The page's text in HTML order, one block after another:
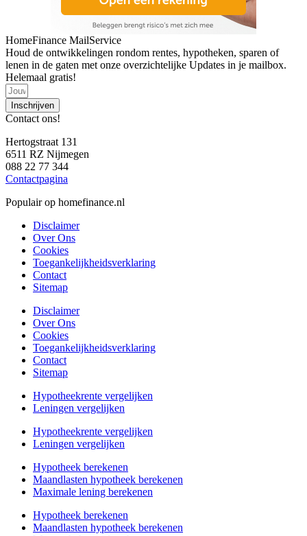
HomeFinance MailService
Houd de ontwikkelingen rondom rentes, hypotheken, sparen of
lenen in de gaten met onze overzichtelijke Updates in je mailbox.
Helemaal gratis!
Inschrijven
Contact ons!
Hertogstraat 131
6511 RZ Nijmegen
088 22 77 344
Contactpagina
Populair op homefinance.nl
Disclaimer
Over Ons
Cookies
Toegankelijkheidsverklaring
Contact
Sitemap
Disclaimer
Over Ons
Cookies
Toegankelijkheidsverklaring
Contact
Sitemap
Hypotheekrente vergelijken
Leningen vergelijken
Hypotheekrente vergelijken
Leningen vergelijken
Hypotheek berekenen
Maandlasten hypotheek berekenen
Maximale lening berekenen
Hypotheek berekenen
Maandlasten hypotheek berekenen